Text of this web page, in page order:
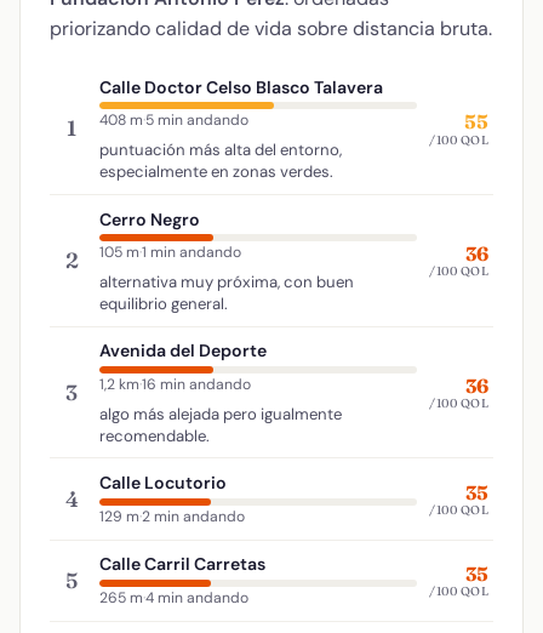
priorizando calidad de vida sobre distancia bruta.
1
Calle Doctor Celso Blasco Talavera
408 m·5 min andando
puntuación más alta del entorno,
especialmente en zonas verdes.
55
/100 QOL
2
Cerro Negro
105 m·1 min andando
alternativa muy próxima, con buen
equilibrio general.
36
/100 QOL
3
Avenida del Deporte
1,2 km·16 min andando
algo más alejada pero igualmente
recomendable.
36
/100 QOL
4
Calle Locutorio
129 m·2 min andando
35
/100 QOL
5
Calle Carril Carretas
265 m·4 min andando
35
/100 QOL